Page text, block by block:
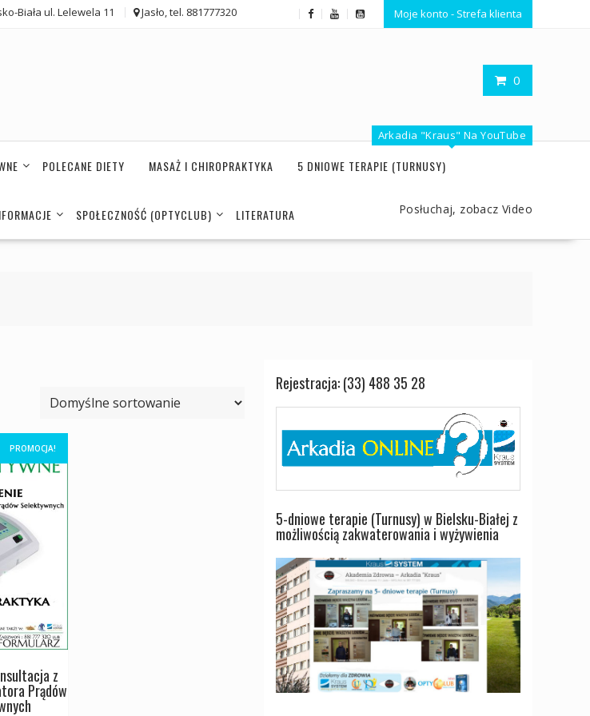
Biała ul. Lelewela 11 Jasło, tel. 881777320 Moje konto - Strefa klienta
0
POLECANE DIETY MASAŻ I CHIROPRAKTYKA 5 DNIOWE TERAPIE (TURNUSY)
SPOŁECZNOŚĆ (OPTYCLUB) LITERATURA
Arkadia "Kraus" Na YouTube
Posłuchaj, zobacz Video
PROMOCJA!
z
Prądów
Rejestracja: (33) 488 35 28
5-dniowe terapie (Turnusy) w Bielsku-Białej z
możliwością zakwaterowania i wyżywienia